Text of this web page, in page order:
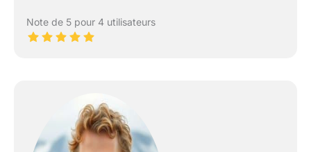
Note de 5 pour 4 utilisateurs